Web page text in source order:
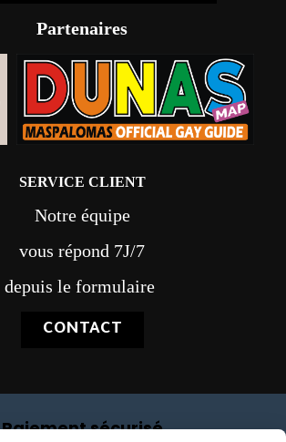
Partenaires
SERVICE CLIENT
Notre équipe
vous répond 7J/7
depuis le formulaire
CONTACT
Paiement sécurisé